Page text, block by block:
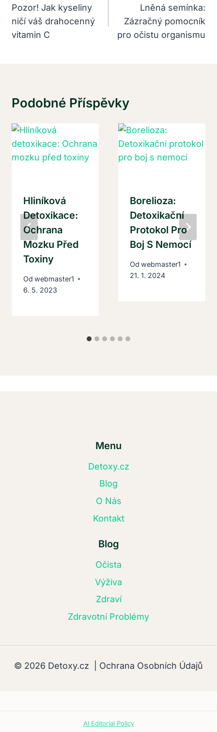
Pro
Příspěvek
Pozor! Jak kyseliny
ničí váš drahocenný
vitamin C
Lněná semínka:
Zázračný pomocník
pro očistu organismu
Podobné Příspěvky
Hliníková
Detoxikace:
Ochrana
Mozku Před
Toxiny
Od webmaster1
6. 5. 2023
Borelioza:
Detoxikační
Protokol Pro
Boj S Nemocí
Od webmaster1
21. 1. 2024
Menu
Detoxy.cz
Blog
O Nás
Kontakt
Blog
Očista
Výživa
Zdraví
Zdravotní Problémy
© 2026 Detoxy.cz | Ochrana Osobních Údajů
AI Editorial Policy